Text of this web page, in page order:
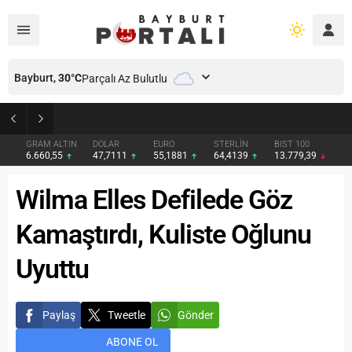
GRAM ALTIN
6.660,55
DOLAR
47,7111
EURO
55,1881
STERLİN
64,4139
BIST 100
13.779,39
Bayburt,30°CParçalı Az Bulutlu
Wilma Elles Defilede Göz
Kamaştırdı, Kuliste Oğlunu
Uyuttu
Paylaş Tweetle Gönder
ABONE OL